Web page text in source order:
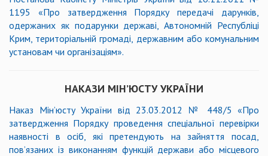
1195 «Про затвердження Порядку передачі дарунків,
одержаних як подарунки державі, Автономній Республіці
Крим, територіальній громаді, державним або комунальним
установам чи організаціям».
НАКАЗИ МІН’ЮСТУ УКРАЇНИ
Наказ Мін’юсту України від 23.03.2012 № 448/5 «Про
затвердження Порядку проведення спеціальної перевірки
наявності в осіб, які претендують на зайняття посад,
пов’язаних із виконанням функцій держави або місцевого